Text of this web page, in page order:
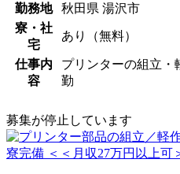
勤務地
秋田県 湯沢市
寮・社
宅
あり（無料）
仕事内
容
プリンターの組立・
勤
募集が停止しています